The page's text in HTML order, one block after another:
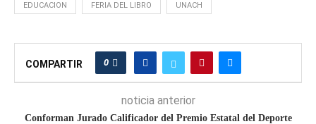
EDUCACION FERIA DEL LIBRO UNACH
COMPARTIR 0
noticia anterior
Conforman Jurado Calificador del Premio Estatal del Deporte